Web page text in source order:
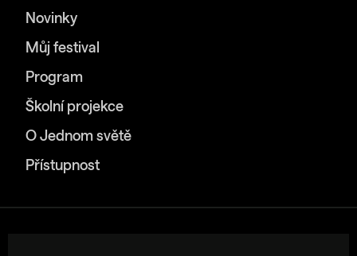
Novinky
Můj festival
Program
Školní projekce
O Jednom světě
Přístupnost